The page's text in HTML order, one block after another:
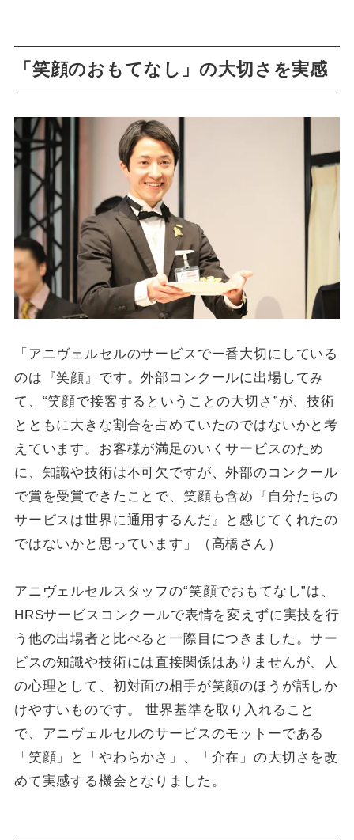
「笑顔のおもてなし」の大切さを実感
「アニヴェルセルのサービスで一番大切にしている
のは『笑顔』です。外部コンクールに出場してみ
て、“笑顔で接客するということの大切さ”が、技術
とともに大きな割合を占めていたのではないかと考
えています。お客様が満足のいくサービスのため
に、知識や技術は不可欠ですが、外部のコンクール
で賞を受賞できたことで、笑顔も含め『自分たちの
サービスは世界に通用するんだ』と感じてくれたの
ではないかと思っています」（高橋さん）
アニヴェルセルスタッフの“笑顔でおもてなし”は、
HRSサービスコンクールで表情を変えずに実技を行
う他の出場者と比べると一際目につきました。サー
ビスの知識や技術には直接関係はありませんが、人
の心理として、初対面の相手が笑顔のほうが話しか
けやすいものです。 世界基準を取り入れること
で、アニヴェルセルのサービスのモットーである
「笑顔」と「やわらかさ」、「介在」の大切さを改
めて実感する機会となりました。